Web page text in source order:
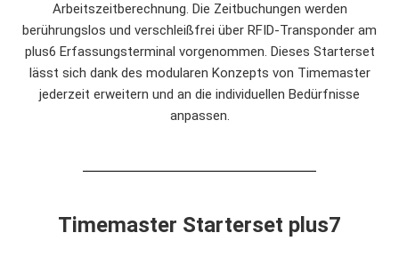
Arbeitszeitberechnung. Die Zeitbuchungen werden
berührungslos und verschleißfrei über RFID-Transponder am
plus6 Erfassungsterminal vorgenommen. Dieses Starterset
lässt sich dank des modularen Konzepts von Timemaster
jederzeit erweitern und an die individuellen Bedürfnisse
anpassen.
Timemaster Starterset plus7